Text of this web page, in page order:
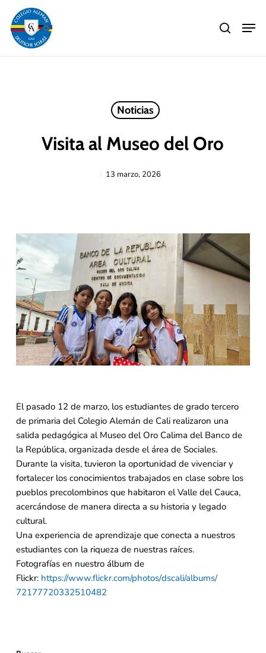
main
content
search
Noticias
Visita al Museo del Oro
13 marzo, 2026
El pasado 12 de marzo, los estudiantes de grado tercero
de primaria del Colegio Alemán de Cali realizaron una
salida pedagógica al Museo del Oro Calima del Banco de
la República, organizada desde el área de Sociales.
Durante la visita, tuvieron la oportunidad de vivenciar y
fortalecer los conocimientos trabajados en clase sobre los
pueblos precolombinos que habitaron el Valle del Cauca,
acercándose de manera directa a su historia y legado
cultural.
Una experiencia de aprendizaje que conecta a nuestros
estudiantes con la riqueza de nuestras raíces.
Fotografías en nuestro álbum de
Flickr: https://www.flickr.com/photos/dscali/albums/
72177720332510482